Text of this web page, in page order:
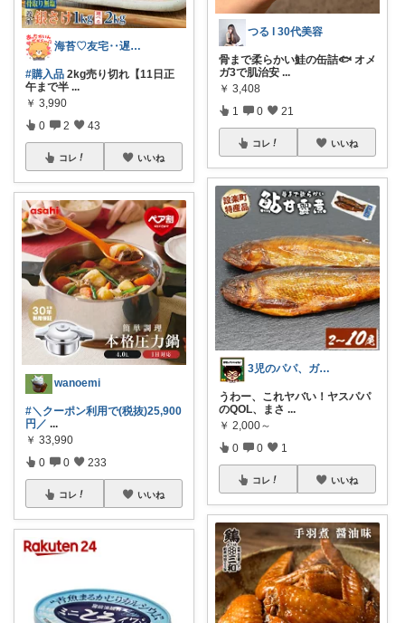
海苔♡友宅‥遅い〜待ってて◍′◡′◍ꕤ❤
#購入品 2kg売り切れ【11日正
午まで半 ...
￥ 3,990
0 2 43
コレ いいね
wanoemi
#＼クーポン利用で(税抜)25,900
円／ ...
￥ 33,990
0 0 233
コレ いいね
つる l 30代美容
骨まで柔らかい鮭の缶詰🐟 オメ
ガ3で肌治安 ...
￥ 3,408
1 0 21
コレ いいね
3児のパパ、ガジェット大好き@まっちゃん
うわー、これヤバい！ヤスパパ
のQOL、まさ ...
￥ 2,000～
0 0 1
コレ いいね